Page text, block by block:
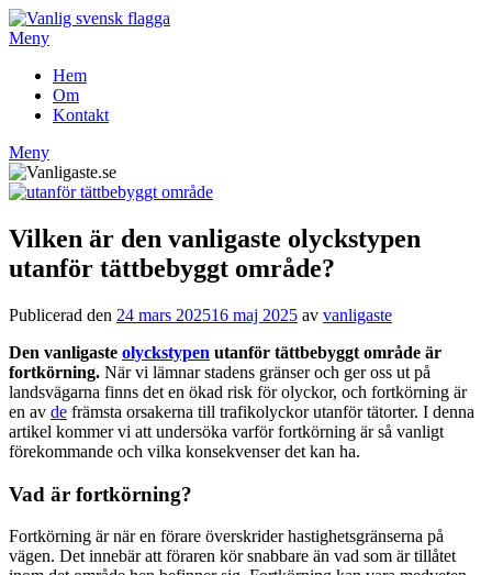
Hoppa
till
Meny
Hem
Om
Kontakt
Meny
Vilken är den vanligaste olyckstypen
utanför tättbebyggt område?
Publicerad den 24 mars 202516 maj 2025 av vanligaste
Den vanligaste olyckstypen utanför tättbebyggt område är
fortkörning. När vi lämnar stadens gränser och ger oss ut på
landsvägarna finns det en ökad risk för olyckor, och fortkörning är
en av de främsta orsakerna till trafikolyckor utanför tätorter. I denna
artikel kommer vi att undersöka varför fortkörning är så vanligt
förekommande och vilka konsekvenser det kan ha.
Vad är fortkörning?
Fortkörning är när en förare överskrider hastighetsgränserna på
vägen. Det innebär att föraren kör snabbare än vad som är tillåtet